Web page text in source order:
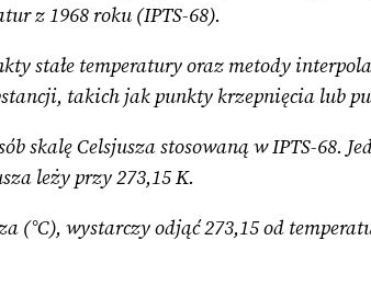
z 1968 roku (IPTS-68).
stałe temperatury oraz metody
takich jak punkty krzepnięcia lub
skalę Celsjusza stosowaną w IPTS-68.
leży przy 273,15 K.
wystarczy odjąć 273,15 od